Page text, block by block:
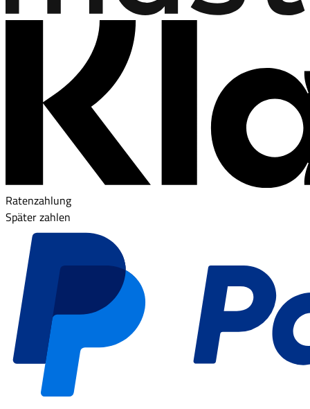
Ratenzahlung
Später zahlen